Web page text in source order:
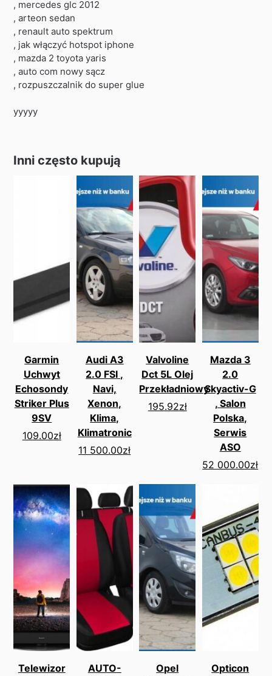
, mercedes glc 2012
, arteon sedan
, renault auto spektrum
, jak włączyć hotspot iphone
, mazda 2 toyota yaris
, auto com nowy sącz
, rozpuszczalnik do super glue
yyyyy
Inni często kupują
Garmin
Uchwyt
Echosondy
Striker Plus
9SV
109.00zł
Audi A3
2.0 FSI ,
Navi,
Xenon,
Klima,
Klimatronic
11 500.00zł
Valvoline
Dct 5L Olej
Przekładniowy
195.92zł
Mazda 3
2.0
Skyactiv-G
, Salon
Polska,
Serwis
ASO
52 000.00zł
Telewizor
AUTO-
Opel
Opticon